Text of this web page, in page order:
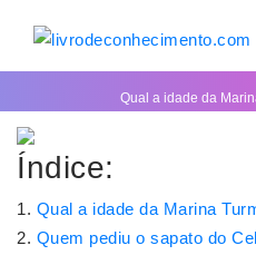
Qual a idade da
Índice:
Qual a idade da Marina
Quem pediu o sapato do